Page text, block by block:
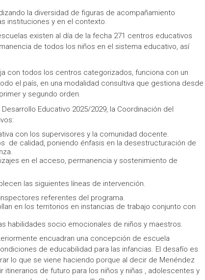
la diversidad de figuras de acompañamiento
instituciones y en el contexto.
existen al día de la fecha 271 centros educativos
de todos los niños en el sistema educativo, así
con todos los centros categorizados, funciona con un
el país, en una modalidad consultiva que gestiona desde
y segundo orden.
Educativo 2025/2029, la Coordinación del
con los supervisores y la comunidad docente.
de calidad, poniendo énfasis en la desestructuración de
en el acceso, permanencia y sostenimiento de
las siguientes líneas de intervención.
referentes del programa.
en los territorios en instancias de trabajo conjunto con
habilidades socio emocionales de niños y maestros.
encuadran una concepción de escuela
de educabilidad para las infancias. El desafío es
lo que se viene haciendo porque al decir de Menéndez
de futuro para los niños y niñas , adolescentes y